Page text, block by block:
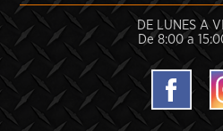
DE LUNES A
De 8:00 a